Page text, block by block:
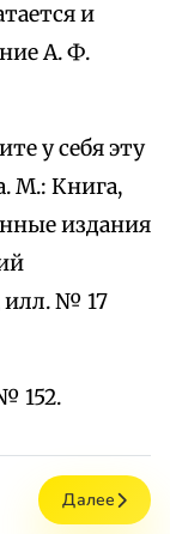
и
А. Ф.
у себя эту
М.: Книга,
издания
илл. № 17
152.
Далее